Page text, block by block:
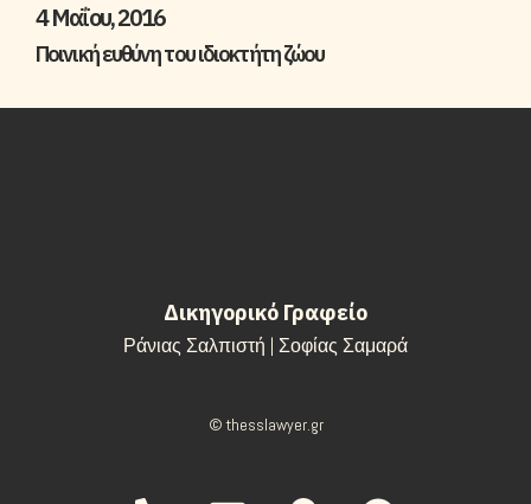
4 Μαΐου, 2016
Ποινική ευθύνη του ιδιοκτήτη ζώου
Δικηγορικό Γραφείο
Ράνιας Σαλπιστή | Σοφίας Σαμαρά
© thesslawyer.gr